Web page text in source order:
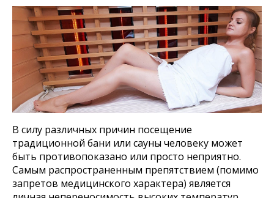
В силу различных причин посещение
традиционной бани или сауны человеку может
быть противопоказано или просто неприятно.
Самым распространенным препятствием (помимо
запретов медицинского характера) является